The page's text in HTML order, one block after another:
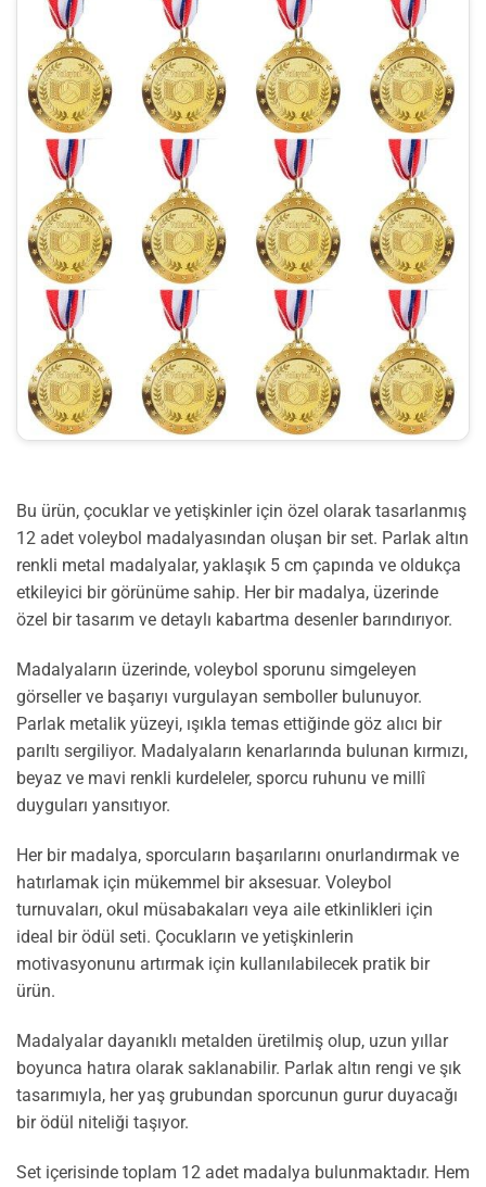
Bu ürün, çocuklar ve yetişkinler için özel olarak tasarlanmış
12 adet voleybol madalyasından oluşan bir set. Parlak altın
renkli metal madalyalar, yaklaşık 5 cm çapında ve oldukça
etkileyici bir görünüme sahip. Her bir madalya, üzerinde
özel bir tasarım ve detaylı kabartma desenler barındırıyor.
Madalyaların üzerinde, voleybol sporunu simgeleyen
görseller ve başarıyı vurgulayan semboller bulunuyor.
Parlak metalik yüzeyi, ışıkla temas ettiğinde göz alıcı bir
parıltı sergiliyor. Madalyaların kenarlarında bulunan kırmızı,
beyaz ve mavi renkli kurdeleler, sporcu ruhunu ve millî
duyguları yansıtıyor.
Her bir madalya, sporcuların başarılarını onurlandırmak ve
hatırlamak için mükemmel bir aksesuar. Voleybol
turnuvaları, okul müsabakaları veya aile etkinlikleri için
ideal bir ödül seti. Çocukların ve yetişkinlerin
motivasyonunu artırmak için kullanılabilecek pratik bir
ürün.
Madalyalar dayanıklı metalden üretilmiş olup, uzun yıllar
boyunca hatıra olarak saklanabilir. Parlak altın rengi ve şık
tasarımıyla, her yaş grubundan sporcunun gurur duyacağı
bir ödül niteliği taşıyor.
Set içerisinde toplam 12 adet madalya bulunmaktadır. Hem